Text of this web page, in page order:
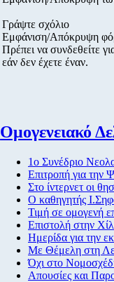
Γράψτε σχόλιο
Εμφάνιση/Απόκρυψη
Πρέπει να συνδεθείτε
εάν δεν έχετε έναν.
Ομογενειακό
1ο Συνέδριο
Επιτροπή για
Στο ίντερνετ οι
Ο καθηγητής
Τιμή σε ομογενή
Επιστολή στην
Ημερίδα για την
Με Θέμελη στη
Όχι στο
Απουσίες και